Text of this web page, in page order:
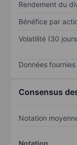
Rendement du
Bénéfice par
Volatilité (30
Données
Consensus
Notation